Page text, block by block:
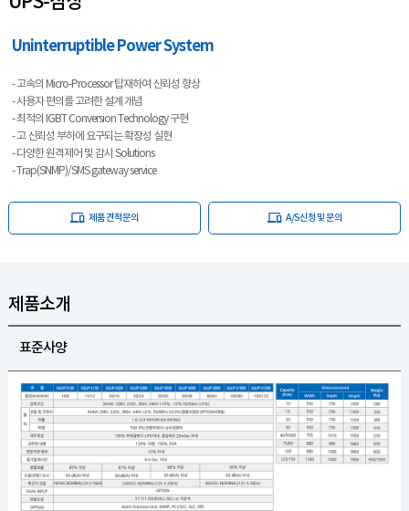
Uninterruptible Power System
- 고속의 Micro-Processor 탑재하여 신뢰성 향상
- 사용자 편의를 고려한 설계 개념
- 최적의 IGBT Conversion Technology 구현
- 고 신뢰성 부하에 요구되는 확장성 실현
- 다양한 원격제어 및 감시 Solutions
- Trap(SNMP)/SMS gateway service
제품 견적문의 A/S신청 및 문의
제품소개
표준사양